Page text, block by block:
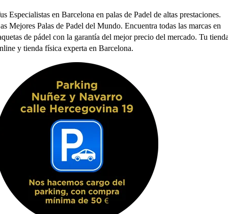
Especialistas en Barcelona en palas de Padel de altas prestaciones.
Mejores Palas de Padel del Mundo. Encuentra todas las marcas en
de pádel con la garantía del mejor precio del mercado. Tu
y tienda física experta en Barcelona.